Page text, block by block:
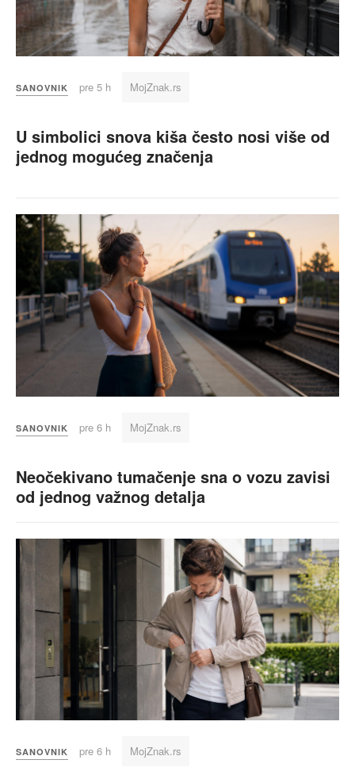
SANOVNIK pre 5 h MojZnak.rs
U simbolici snova kiša često nosi više od
jednog mogućeg značenja
SANOVNIK pre 6 h MojZnak.rs
Neočekivano tumačenje sna o vozu zavisi
od jednog važnog detalja
SANOVNIK pre 6 h MojZnak.rs